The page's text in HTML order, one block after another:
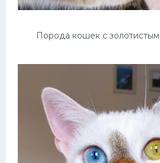
Порода кошек с золотистым